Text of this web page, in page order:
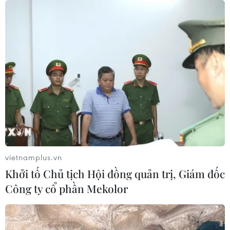
Bình khẳng định "cánh tay nối dài"
hiệu quả
03/08/2026 07:15
Bộ Y tế: Đề xuất quỹ Bảo hiểm y tế
thanh toán chi phí khám chữa bệnh y
học gia đình
03/08/2026 07:04
phí khám chữa bệnh bảo hiểm y tế
vietnamplus.vn
Khởi tố Chủ tịch Hội đồng quản trị, Giám đốc
Công ty cổ phần Mekolor